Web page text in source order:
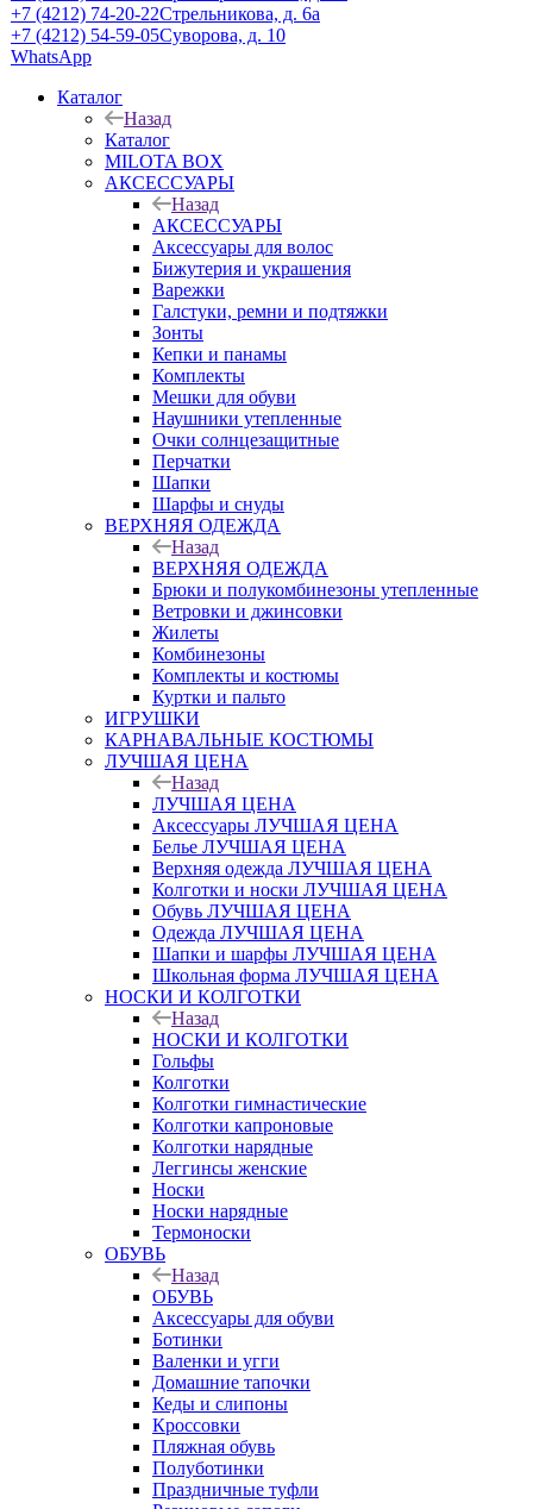
+7 (4212) 74-20-22Стрельникова, д. 6а
+7 (4212) 54-59-05Суворова, д. 10
WhatsApp
Каталог
Назад
Каталог
MILOTA BOX
АКСЕССУАРЫ
Назад
АКСЕССУАРЫ
Аксессуары для волос
Бижутерия и украшения
Варежки
Галстуки, ремни и подтяжки
Зонты
Кепки и панамы
Комплекты
Мешки для обуви
Наушники утепленные
Очки солнцезащитные
Перчатки
Шапки
Шарфы и снуды
ВЕРХНЯЯ ОДЕЖДА
Назад
ВЕРХНЯЯ ОДЕЖДА
Брюки и полукомбинезоны утепленные
Ветровки и джинсовки
Жилеты
Комбинезоны
Комплекты и костюмы
Куртки и пальто
ИГРУШКИ
КАРНАВАЛЬНЫЕ КОСТЮМЫ
ЛУЧШАЯ ЦЕНА
Назад
ЛУЧШАЯ ЦЕНА
Аксессуары ЛУЧШАЯ ЦЕНА
Белье ЛУЧШАЯ ЦЕНА
Верхняя одежда ЛУЧШАЯ ЦЕНА
Колготки и носки ЛУЧШАЯ ЦЕНА
Обувь ЛУЧШАЯ ЦЕНА
Одежда ЛУЧШАЯ ЦЕНА
Шапки и шарфы ЛУЧШАЯ ЦЕНА
Школьная форма ЛУЧШАЯ ЦЕНА
НОСКИ И КОЛГОТКИ
Назад
НОСКИ И КОЛГОТКИ
Гольфы
Колготки
Колготки гимнастические
Колготки капроновые
Колготки нарядные
Леггинсы женские
Носки
Носки нарядные
Термоноски
ОБУВЬ
Назад
ОБУВЬ
Аксессуары для обуви
Ботинки
Валенки и угги
Домашние тапочки
Кеды и слипоны
Кроссовки
Пляжная обувь
Полуботинки
Праздничные туфли